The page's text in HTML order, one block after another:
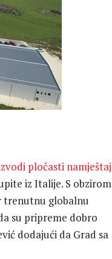
pločasti namještaj
iz Italije. S obzirom
trenutnu globalnu
su pripreme dobro
dodajući da Grad sa